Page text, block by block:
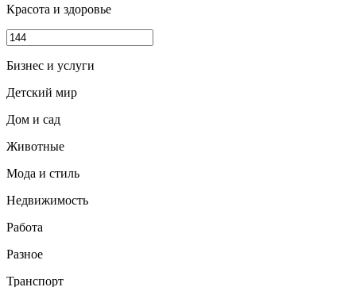
Красота и здоровье
Бизнес и услуги
Детский мир
Дом и сад
Животные
Мода и стиль
Недвижимость
Работа
Разное
Транспорт